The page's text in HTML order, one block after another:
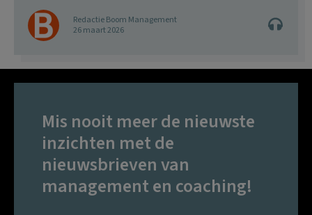
Redactie Boom Management
26 maart 2026
Mis nooit meer de nieuwste
inzichten met de
nieuwsbrieven van
management en coaching!